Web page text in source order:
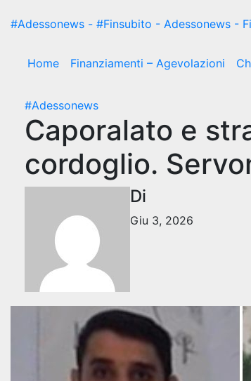
#Adessonews - #Finsubito - Adessonews -
Home Finanziamenti – Agevolazioni
#Adessonews
Caporalato e
cordoglio.
Di
Giu 3, 2026